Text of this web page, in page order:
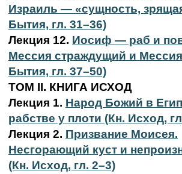
Израиль — «сущность,
Бытия, гл. 31–36)
Лекция 12. Иосиф — раб и
Мессия страждущий и
Бытия, гл. 37–50)
ТОМ II. КНИГА ИСХОД
Лекция 1. Народ Божий в
рабстве у плоти (Кн. Исход,
Лекция 2. Призвание Моисея.
Несгорающий куст и
(Кн. Исход, гл. 2–3)